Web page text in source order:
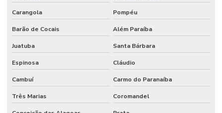
Manômetro De Pressão
Manômetro De Pressão Com Caixa Em Inox
Manutenção De Equipamentos Hidráulicos
Motor Hidráulico
Óleo De Motor
Carangola Pompéu
Barão de Cocais Além Paraíba
Juatuba Santa Bárbara
Espinosa Cláudio
Cambuí Carmo do Paranaíba
Três Marias Coromandel